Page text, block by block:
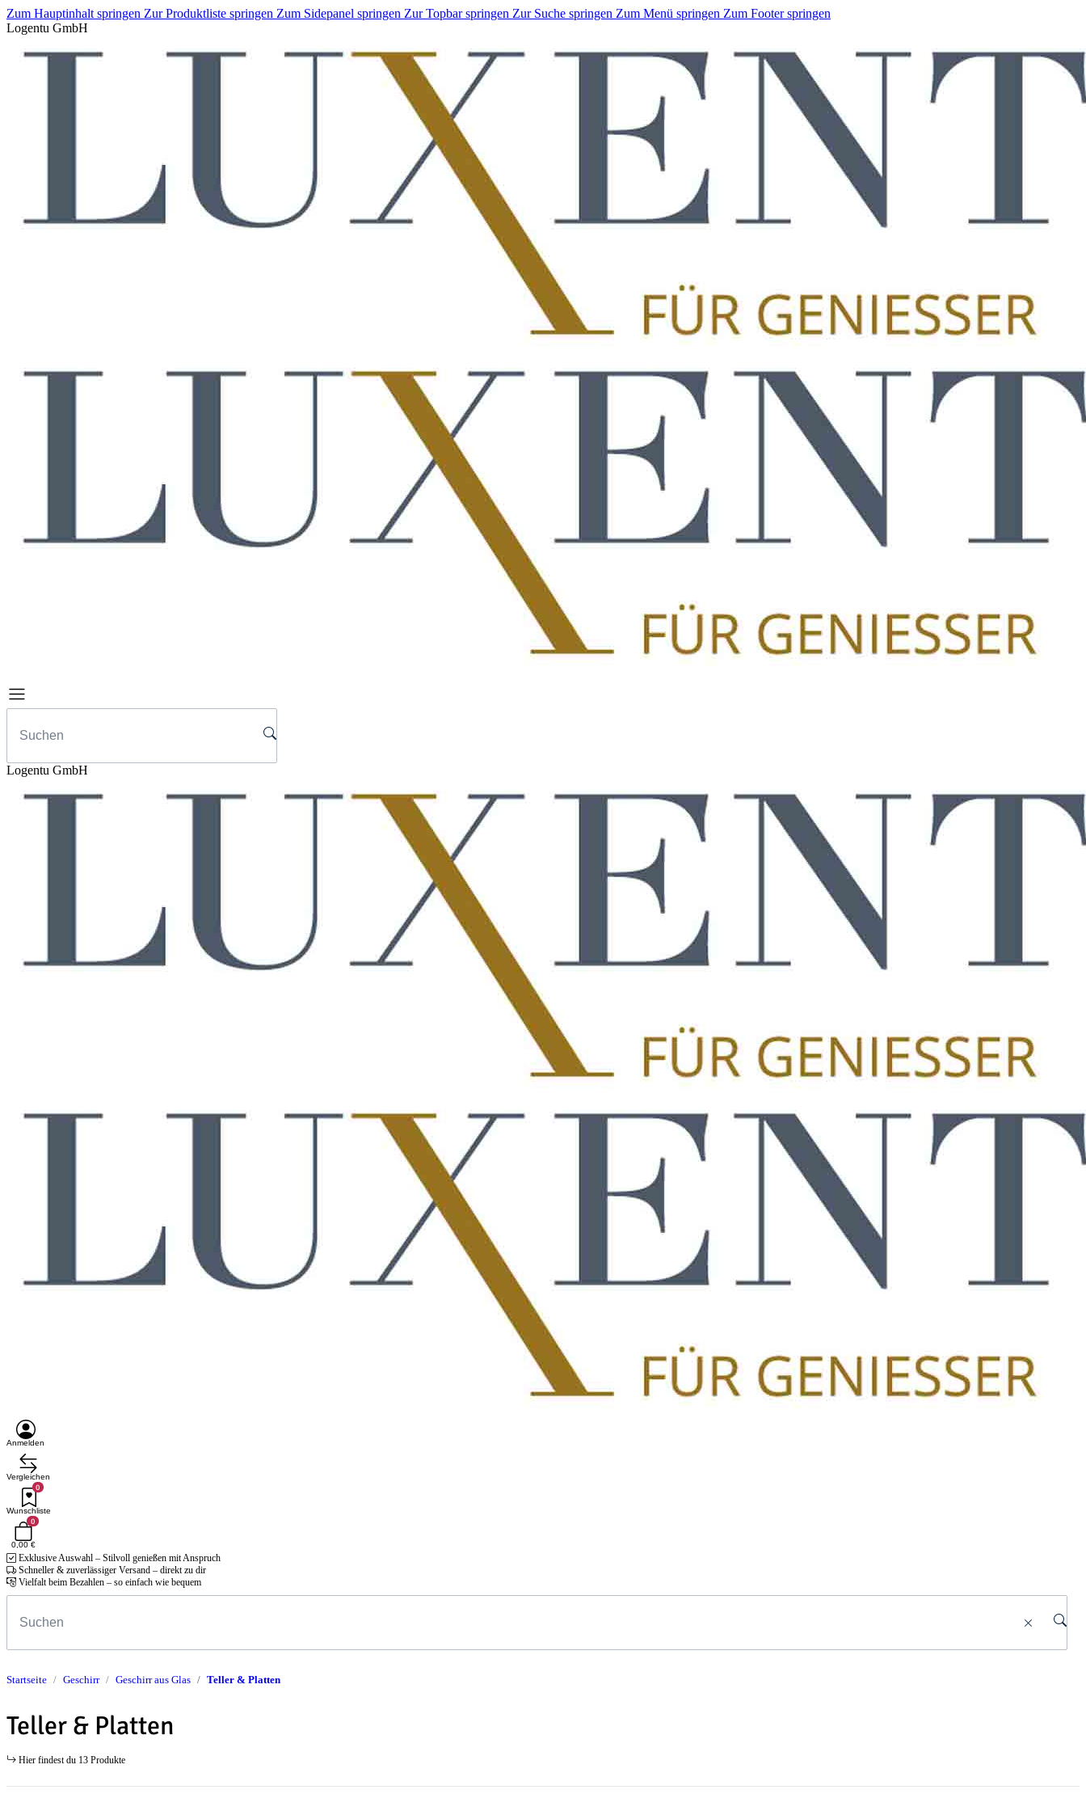
Zum Hauptinhalt springen Zur Produktliste springen Zum Sidepanel springen Zur Topbar springen Zur Suche springen Zum Menü springen Zum Footer springen
Logentu GmbH
Logentu GmbH
Anmelden
Vergleichen
0
Wunschliste
0
0,00 €
Exklusive Auswahl – Stilvoll genießen mit Anspruch
Schneller & zuverlässiger Versand – direkt zu dir
Vielfalt beim Bezahlen – so einfach wie bequem
Startseite Geschirr Geschirr aus Glas Teller & Platten
Teller & Platten
Hier findest du 13 Produkte